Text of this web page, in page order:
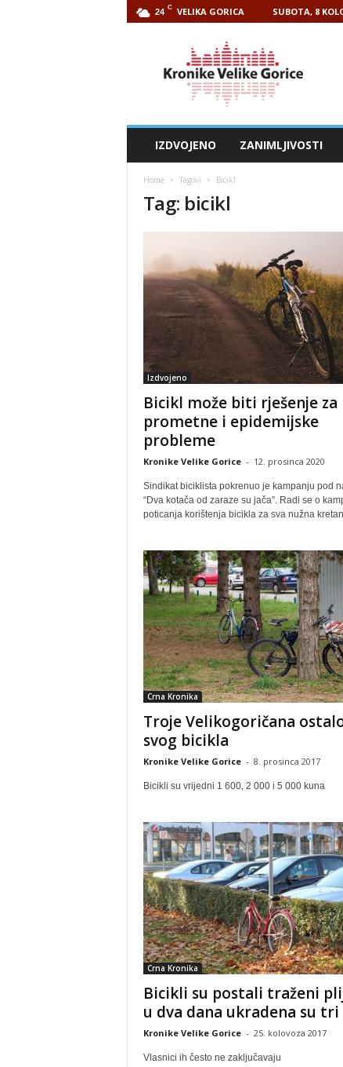
24 C VELIKA GORICA SUBOTA, 8
IZDVOJENO ZANIMLJIVOSTI
Home Tagovi Bicikl
Tag: bicikl
Izdvojeno
Bicikl može biti rješenje za
prometne i epidemijske
probleme
Kronike Velike Gorice - 12. prosinca 2020
Sindikat biciklista pokrenuo je kampanju pod
“Dva kotača od zaraze su jača”. Radi se o
poticanja korištenja bicikla za sva nužna
Crna Kronika
Troje Velikogoričana
svog bicikla
Kronike Velike Gorice - 8. prosinca 2017
Bicikli su vrijedni 1 600, 2 000 i 5 000 kuna
Crna Kronika
Bicikli su postali traženi
u dva dana ukradena su tri
Kronike Velike Gorice - 25. kolovoza 2017
Vlasnici ih često ne zaključavaju